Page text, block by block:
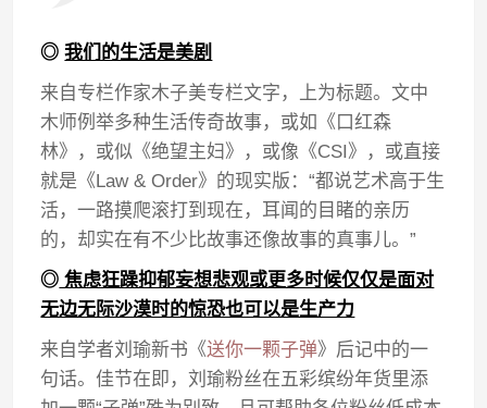
◎我们的生活是美剧
来自专栏作家木子美专栏文字，上为标题。文中
木师例举多种生活传奇故事，或如《口红森
林》，或似《绝望主妇》，或像《CSI》，或直接
就是《Law & Order》的现实版：“都说艺术高于生
活，一路摸爬滚打到现在，耳闻的目睹的亲历
的，却实在有不少比故事还像故事的真事儿。”
◎ 焦虑狂躁抑郁妄想悲观或更多时候仅仅是面对
无边无际沙漠时的惊恐也可以是生产力
来自学者刘瑜新书《送你一颗子弹》后记中的一
句话。佳节在即，刘瑜粉丝在五彩缤纷年货里添